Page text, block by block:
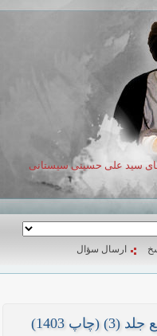
سید علی حسینی سیستانی
ارسال سؤال
1403)